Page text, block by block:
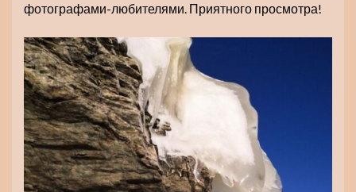
фотографами-любителями. Приятного просмотра!